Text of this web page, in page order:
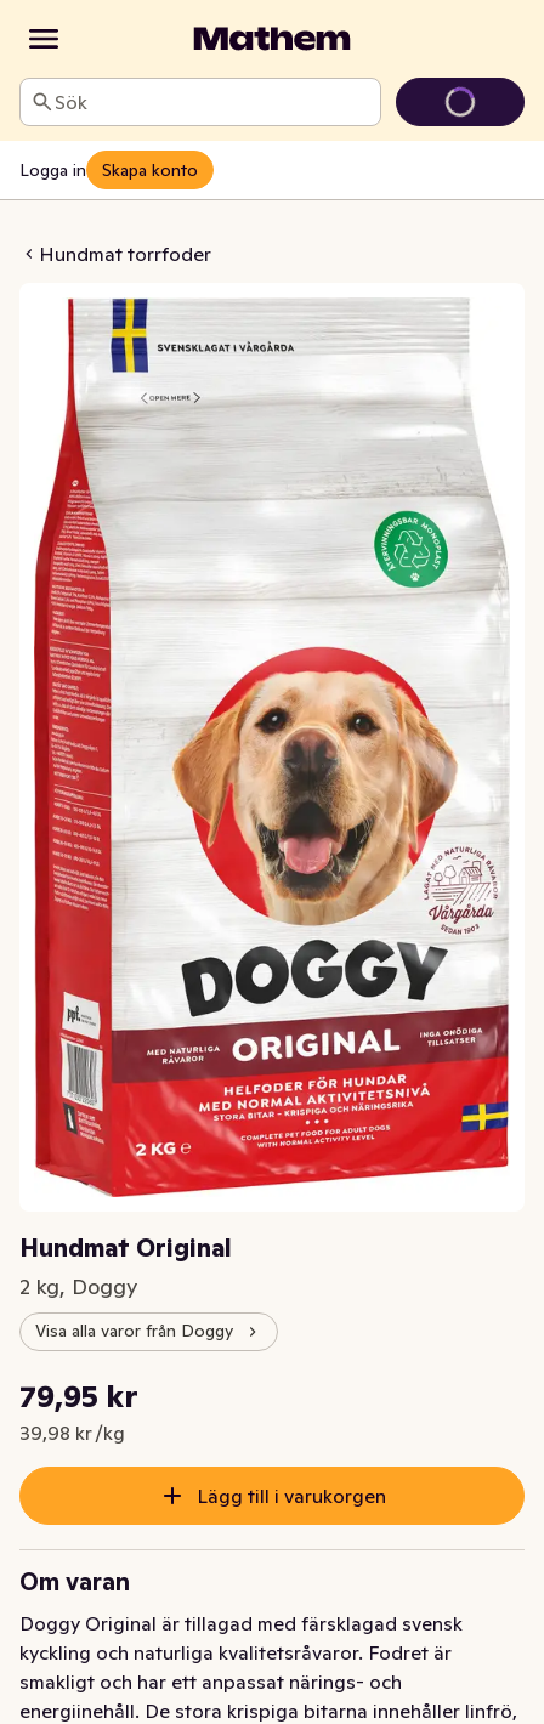
Sök
Logga in Skapa konto
Hundmat torrfoder
Original
Hundmat Original
2 kg, Doggy
Visa alla varor från Doggy
Nuvarande pris är: 79,95 kr
79,95 kr
39,98 kr /kg
Styckpris: 39,98 kr /kg
Lägg till i varukorgen
Om varan
Doggy Original är tillagad med färsklagad svensk
kyckling och naturliga kvalitetsråvaror. Fodret är
smakligt och har ett anpassat närings- och
energiinehåll. De stora krispiga bitarna innehåller linfrö,